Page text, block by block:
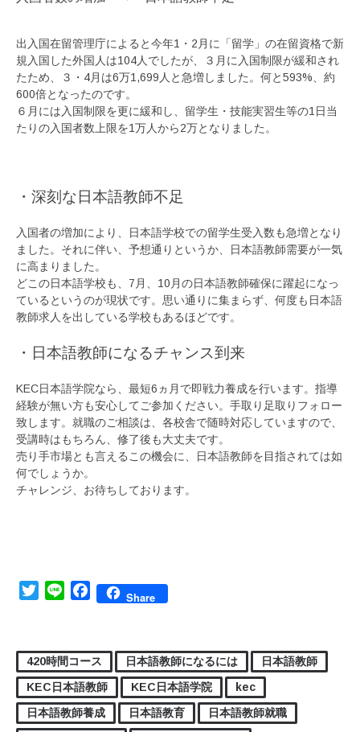
出入国在留管理庁によると今年1・2月に「留学」の在留資格で新
規入国した外国人は104人でしたが、３月に入国制限が緩和され
たため、３・4月は6万1,699人と急増しました。何と593%、約
600倍となったのです。
６月には入国制限を更に緩和し、留学生・技能実習生等の1日当
たりの入国者数上限を1万人から2万となりました。
・深刻な日本語教師不足
入国者の増加により、日本語学校での留学生受入数も急増となり
ました。それに伴い、予想通りというか、日本語教師需要が一気
に高まりました。
どこの日本語学校も、7月、10月の日本語教師確保に躍起になっ
ているというのが現状です。思い通りに集まらず、何度も日本語
教師求人を出している学校もあるほどです。
・日本語教師になるチャンス到来
KEC日本語学院なら、最短6ヵ月で即戦力養成を行います。指導
経験が無い方も安心してご参加ください。手取り足取りフォロー
致します。就職のご相談は、各校舎で随時対応していますので、
受講時はもちろん、修了後も大丈夫です。
売り手市場とも言えるこの機会に、日本語教師を目指されては如
何でしょうか。
チャレンジ、お待ちしております。
TwitterLine FacebookShare
420時間コース 日本語教師になるには
日本語教師
KEC日本語教師
KEC日本語学院
kec
日本語教師養成
日本語教育
日本語教師就職